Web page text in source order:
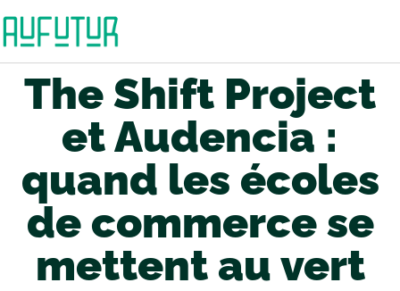
The Shift Project
et Audencia :
quand les écoles
de commerce se
mettent au vert